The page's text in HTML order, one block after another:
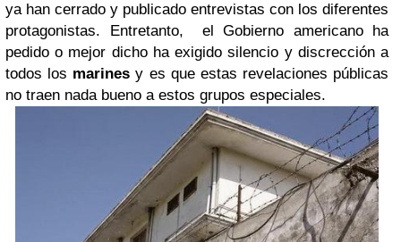
ya han cerrado y publicado entrevistas con los diferentes
protagonistas. Entretanto, el Gobierno americano ha
pedido o mejor dicho ha exigido silencio y discrección a
todos los marines y es que estas revelaciones públicas
no traen nada bueno a estos grupos especiales.